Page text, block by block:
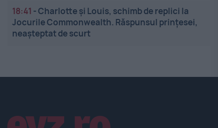
18:41 -Charlotte și Louis, schimb de replici la
Jocurile Commonwealth. Răspunsul prințesei,
neașteptat de scurt
Linkuri utile